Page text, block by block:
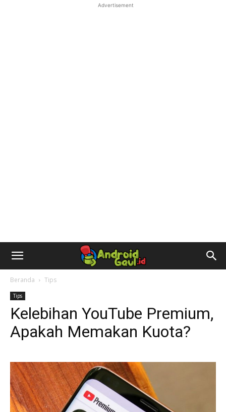
Advertisement
AndroidGaul.id
Beranda Tips
Tips
Kelebihan YouTube Premium,
Apakah Memakan Kuota?